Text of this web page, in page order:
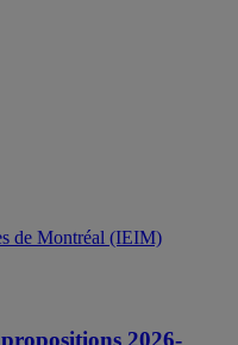
de Montréal (IEIM)